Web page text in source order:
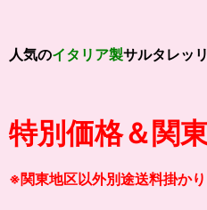
人気のイタリア製サルタレッ
特別価格＆関
※関東地区以外別途送料掛か